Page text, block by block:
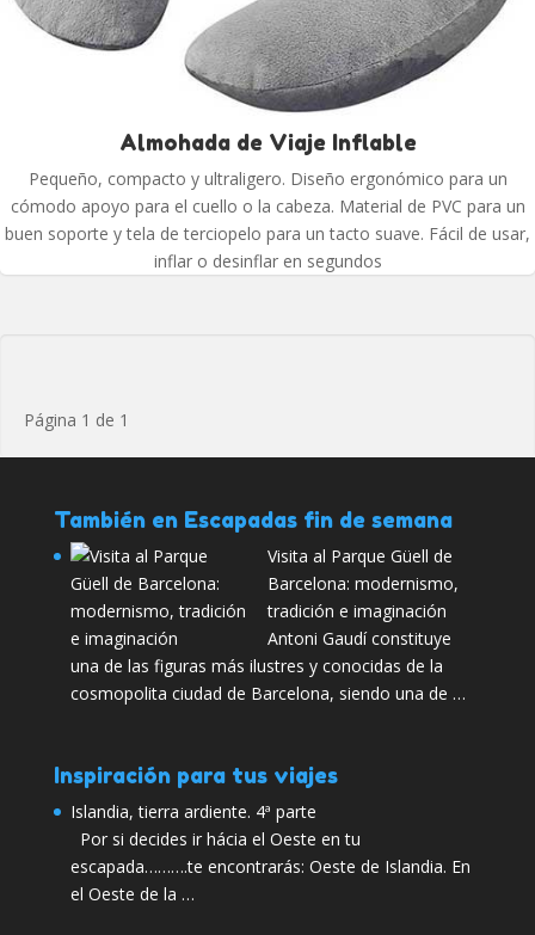
Almohada de Viaje Inflable
Pequeño, compacto y ultraligero. Diseño ergonómico para un
cómodo apoyo para el cuello o la cabeza. Material de PVC para un
buen soporte y tela de terciopelo para un tacto suave. Fácil de usar,
inflar o desinflar en segundos
Página 1 de 1
También en Escapadas fin de semana
Visita al Parque Güell de
Barcelona: modernismo,
tradición e imaginación
Antoni Gaudí constituye
una de las figuras más ilustres y conocidas de la
cosmopolita ciudad de Barcelona, siendo una de …
Inspiración para tus viajes
Islandia, tierra ardiente. 4ª parte
Por si decides ir hácia el Oeste en tu
escapada……….te encontrarás: Oeste de Islandia. En
el Oeste de la …